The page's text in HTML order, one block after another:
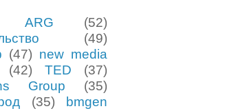
ARG
(52)
(49)
(47) new media
(42) TED
(37)
Group
(35)
(35)
bmgen